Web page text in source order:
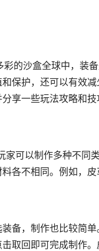
彩的沙盒全球中，装
保护，还可以有效
享一些玩法攻略和技
家可以制作多种不
各不相同。例如，
备，制作也比较简
取回即可完成制作